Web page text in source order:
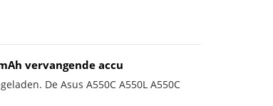
vervangende accu
De Asus A550C A550L A550C